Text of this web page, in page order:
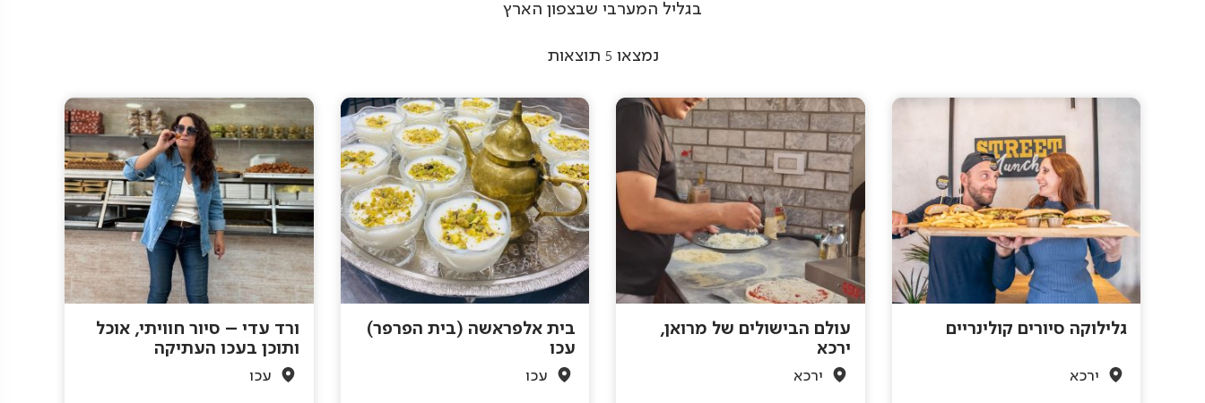
בגליל המערבי שבצפון הארץ
נמצאו 5 תוצאות
גלילוקה סיורים קולינריים
ירכא
עולם הבישולים של מרואן,
ירכא
ירכא
בית אלפראשה (בית הפרפר)
עכו
עכו
ורד עדי – סיור חוויתי, אוכל
ותוכן בעכו העתיקה
עכו